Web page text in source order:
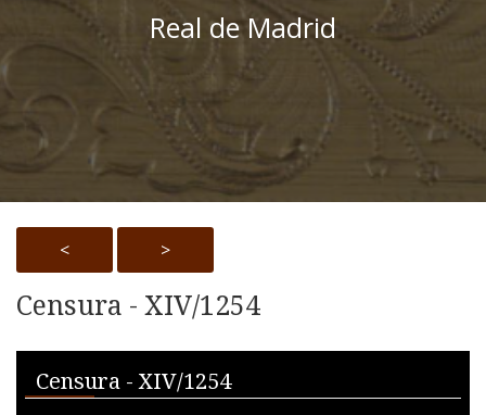
Real de Madrid
< >
Censura - XIV/1254
Media Viewer
Censura - XIV/1254